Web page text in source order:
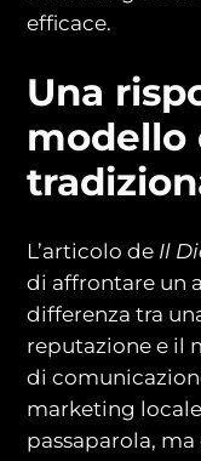
efficace.
Una
modello
L’articolo de Il
di affrontare un
differenza tra
reputazione e il
di
marketing
passaparola,